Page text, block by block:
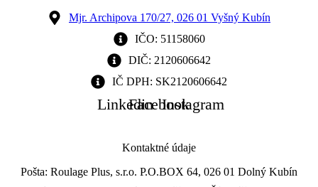
Mjr. Archipova 170/27, 026 01 Vyšný Kubín
IČO: 51158060
DIČ: 2120606642
IČ DPH: SK2120606642
LinkedinFacebookInstagram
Kontaktné údaje
Pošta: Roulage Plus, s.r.o. P.O.BOX 64, 026 01 Dolný Kubín